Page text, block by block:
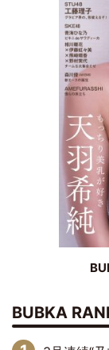
BUBKA